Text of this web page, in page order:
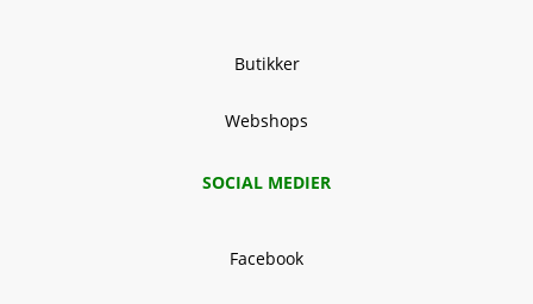
Butikker
Webshops
SOCIAL MEDIER
Facebook